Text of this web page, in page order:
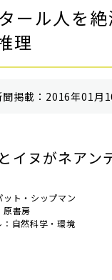
ール人を
理
掲載：2016年01月
イヌがネアン
ット・シップマン
原書房
：自然科学・環境